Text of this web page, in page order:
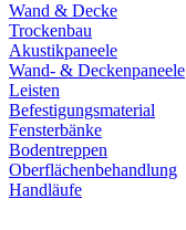
Wand & Decke
Trockenbau
Akustikpaneele
Wand- & Deckenpaneele
Leisten
Befestigungsmaterial
Fensterbänke
Bodentreppen
Oberflächenbehandlung
Handläufe